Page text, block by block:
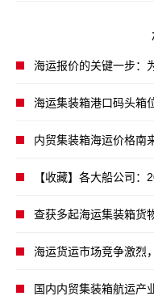
海运报价的关键一步：
海运集装箱港口码头箱
内贸集装箱海运价格南
【收藏】各大船公司：
查获多起海运集装箱货
海运货运市场竞争激烈
国内内贸集装箱航运产